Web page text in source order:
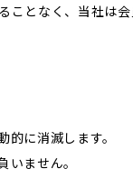
となく、当社は
に消滅します。
ません。